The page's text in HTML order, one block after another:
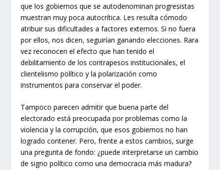
que los gobiernos que se autodenominan progresistas
muestran muy poca autocrítica. Les resulta cómodo
atribuir sus dificultades a factores externos. Si no fuera
por ellos, nos dicen, seguirían ganando elecciones. Rara
vez reconocen el efecto que han tenido el
debilitamiento de los contrapesos institucionales, el
clientelismo político y la polarización como
instrumentos para conservar el poder.
Tampoco parecen admitir que buena parte del
electorado está preocupada por problemas como la
violencia y la corrupción, que esos gobiernos no han
logrado contener. Pero, frente a estos cambios, surge
una pregunta de fondo: ¿puede interpretarse un cambio
de signo político como una democracia más madura?